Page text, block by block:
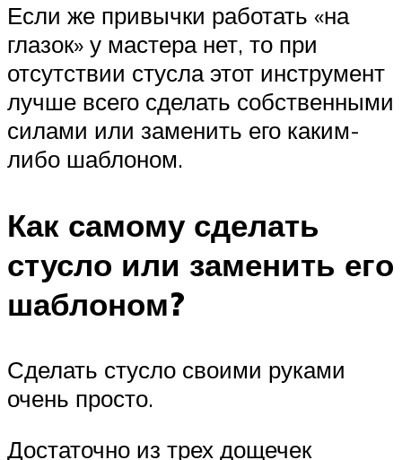
Если же привычки работать «на
глазок» у мастера нет, то при
отсутствии стусла этот инструмент
лучше всего сделать собственными
силами или заменить его каким-
либо шаблоном.
Как самому сделать
стусло или заменить его
шаблоном?
Сделать стусло своими руками
очень просто.
Достаточно из трех дощечек